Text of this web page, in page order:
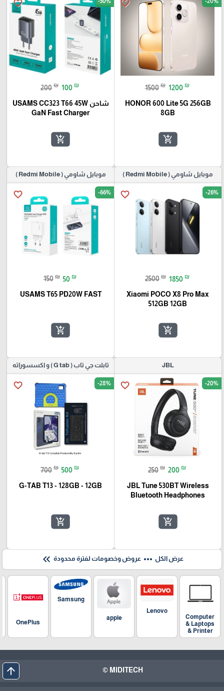
favorite_border
1500 ₪ 1200 ₪
HONOR 600 Lite 5G 256GB
8GB
add_shopping_cart
favorite_border
200 ₪ 100 ₪
شاحن USAMS CC323 T66 45W
GaN Fast Charger
add_shopping_cart
موبايل شاومي ( Redmi Mobile )
favorite_border -26%
2500 ₪ 1850 ₪
Xiaomi POCO X8 Pro Max
512GB 12GB
add_shopping_cart
موبايل شاومي ( Redmi Mobile )
favorite_border -66%
150 ₪ 50 ₪
USAMS T65 PD20W FAST
add_shopping_cart
JBL
favorite_border -20%
250 ₪ 200 ₪
JBL Tune 530BT Wireless
Bluetooth Headphones
add_shopping_cart
تابلت جي تاب ( G tab ) و اكسسوراته
favorite_border -28%
700 ₪ 500 ₪
G-TAB T13 - 128GB - 12GB
add_shopping_cart
عرض الكل more_horiz عروض وخصومات لفترة محدودة keyboard_double_arrow_left
Computer
& Laptops
& Printer
Lenovo
apple
Samsung
OnePlus
MIDITECH ©
arrow_upward